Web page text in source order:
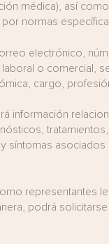
médica), así
normas
electrónico,
o comercial,
cargo,
información
síntomas
representantes
podrá